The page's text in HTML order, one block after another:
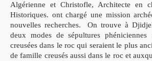
Algérienne et Christofle, Architecte en
Historiques. ont chargé une mission
nouvelles recherches.On trouve à
deux modes de sépultures
creusées dans le roc qui seraient le plus
de famille creusés aussi dans le roc et